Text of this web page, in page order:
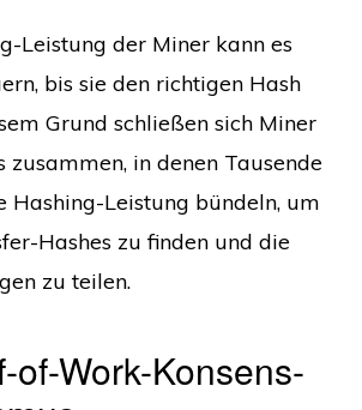
Leistung der Miner kann es
bis sie den richtigen Hash
Grund schließen sich Miner
zusammen, in denen Tausende
Hashing-Leistung bündeln, um
Hashes zu finden und die
zu teilen.
of-Work-Konsens-